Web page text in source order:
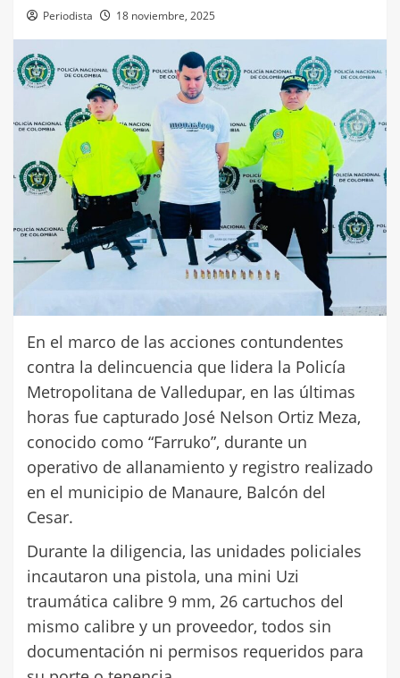
Periodista 18 noviembre, 2025
En el marco de las acciones contundentes
contra la delincuencia que lidera la Policía
Metropolitana de Valledupar, en las últimas
horas fue capturado José Nelson Ortiz Meza,
conocido como “Farruko”, durante un
operativo de allanamiento y registro realizado
en el municipio de Manaure, Balcón del
Cesar.
Durante la diligencia, las unidades policiales
incautaron una pistola, una mini Uzi
traumática calibre 9 mm, 26 cartuchos del
mismo calibre y un proveedor, todos sin
documentación ni permisos requeridos para